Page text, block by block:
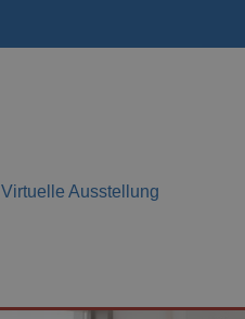
Virtuelle Ausstellung